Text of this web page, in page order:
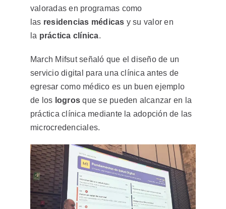
valoradas en programas como
las residencias médicas y su valor en
la práctica clínica.
March Mifsut señaló que el diseño de un
servicio digital para una clínica antes de
egresar como médico es un buen ejemplo
de los logros que se pueden alcanzar en la
práctica clínica mediante la adopción de las
microcredenciales.